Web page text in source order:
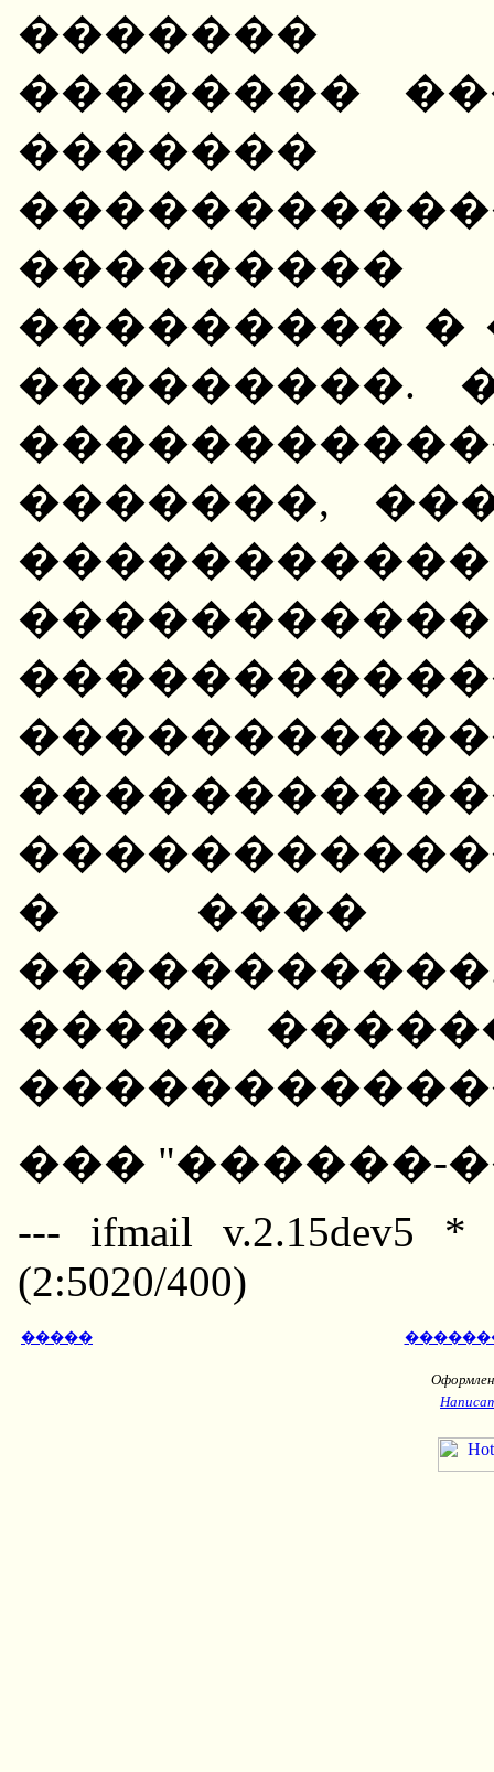
�������
��������
�������
��������� �
���������.
�������,
�����������
� ����
�����
��� "������-
--- ifmail v.2.15dev5 *
(2:5020/400)
�����